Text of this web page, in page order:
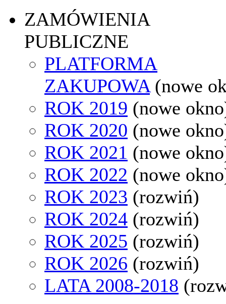
ZAMÓWIENIA
PUBLICZNE
PLATFORMA
ZAKUPOWA (nowe
ROK 2019 (nowe
ROK 2020 (nowe
ROK 2021 (nowe
ROK 2022 (nowe
ROK 2023 (rozwiń)
ROK 2024 (rozwiń)
ROK 2025 (rozwiń)
ROK 2026 (rozwiń)
LATA 2008-2018